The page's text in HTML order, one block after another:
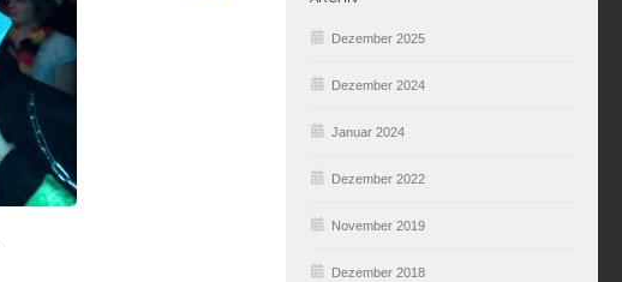
Dezember 2025
Dezember 2024
Januar 2024
Dezember 2022
November 2019
Dezember 2018